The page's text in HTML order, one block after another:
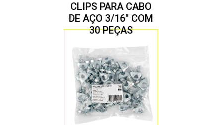
CLIPS PARA CABO
DE AÇO 3/16″ COM
30 PEÇAS